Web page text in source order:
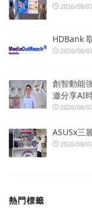
2026/08/
HDBank
2026/08/
創智動能
邀分享AI
2026/08/
ASUSx三
2026/08/
熱門標籤